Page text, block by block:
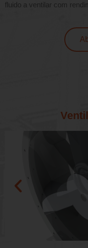
fluido a ventilar com